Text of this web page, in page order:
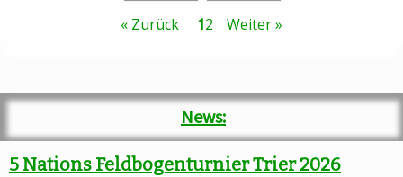
« Zurück 12 Weiter »
News:
5 Nations Feldbogenturnier Trier 2026